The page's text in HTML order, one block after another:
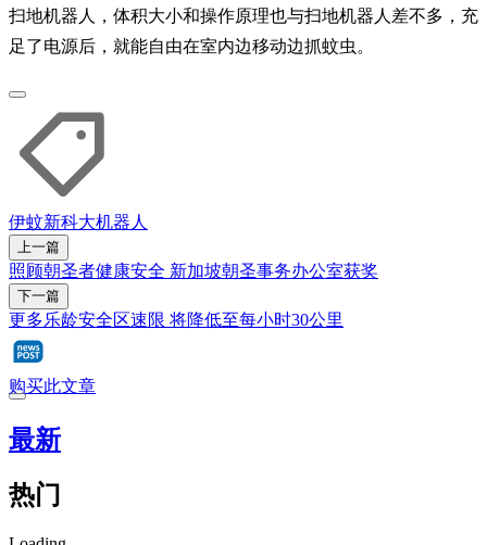
扫地机器人，体积大小和操作原理也与扫地机器人差不多，充
足了电源后，就能自由在室内边移动边抓蚊虫。
伊蚊新科大机器人
上一篇
照顾朝圣者健康安全 新加坡朝圣事务办公室获奖
下一篇
更多乐龄安全区速限 将降低至每小时30公里
购买此文章
最新
热门